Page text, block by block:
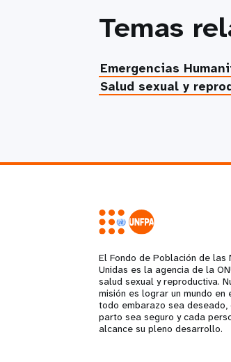
Temas
Emergencias
Salud sexual y
El Fondo de Población de las
Unidas es la agencia de la
salud sexual y reproductiva.
misión es lograr un mundo en
todo embarazo sea deseado,
parto sea seguro y cada
alcance su pleno desarrollo.